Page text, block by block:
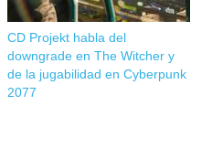
CD Projekt habla del
downgrade en The Witcher y
de la jugabilidad en Cyberpunk
2077